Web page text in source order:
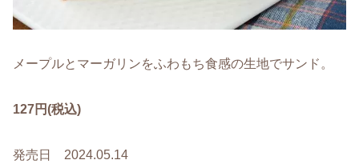
メープルとマーガリンをふわもち食感の生地でサンド。
127円(税込)
発売日 2024.05.14